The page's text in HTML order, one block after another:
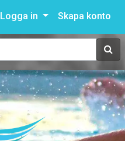
Logga in Skapa konto
Sök